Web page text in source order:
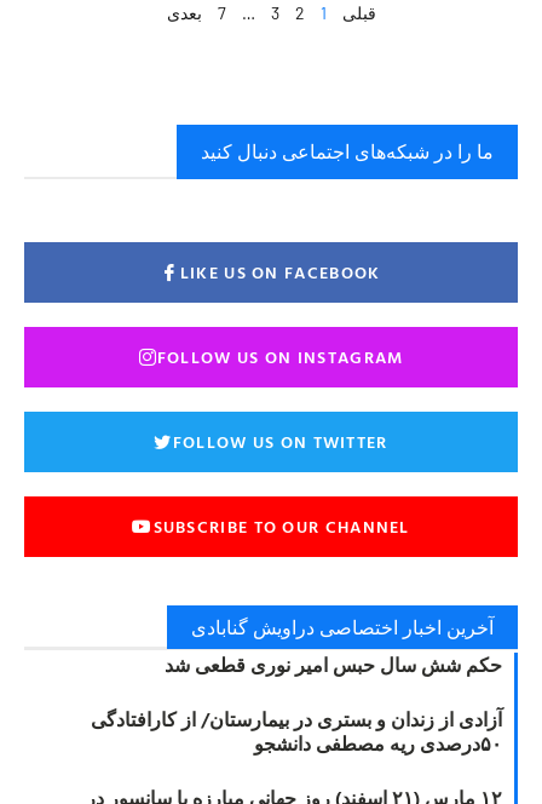
قبلی 1
2
3
…
7 بعدی
ما را در شبکه‌های اجتماعی دنبال کنید
LIKE US ON FACEBOOK
FOLLOW US ON INSTAGRAM
FOLLOW US ON TWITTER
SUBSCRIBE TO OUR CHANNEL
آخرین اخبار اختصاصی دراویش گنابادی
حکم شش سال حبس امیر نوری قطعی شد
آزادی از زندان و بستری در بیمارستان/ از کارافتادگی
۵۰درصدی ریه مصطفی دانشجو
۱۲ مارس (۲۱ اسفند) روز جهانی مبارزه با سانسور در